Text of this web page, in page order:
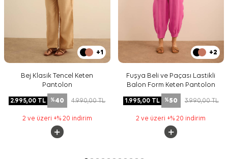
+1
Bej Klasik Tencel Keten
Pantolon
2.995,00 TL %40 4.990,00TL
2 ve üzeri +% 20 indirim
+2
Fuşya Beli ve Paçası Lastikli
Balon Form Keten Pantolon
1.995,00TL %50 3.990,00TL
2 ve üzeri +% 20 indirim